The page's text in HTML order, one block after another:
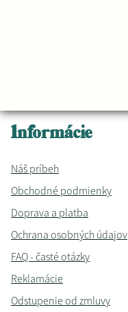
Informácie
Náš príbeh
Obchodné podmienky
Doprava a platba
Ochrana osobných údajov
FAQ - časté otázky
Reklamácie
Odstupenie od zmluvy